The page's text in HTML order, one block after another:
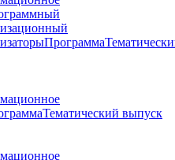
Программа
Тематический выпуск